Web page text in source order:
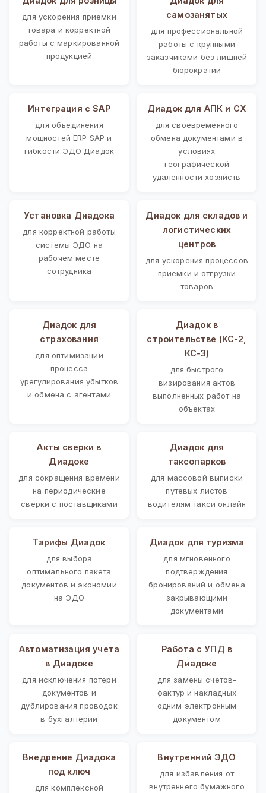
для ускорения приемки
товара и корректной
работы с маркированной
продукцией
самозанятых
для профессиональной
работы с крупными
заказчиками без лишней
бюрократии
Интеграция с SAP
для объединения
мощностей ERP SAP и
гибкости ЭДО Диадок
Диадок для АПК и СХ
для своевременного
обмена документами в
условиях
географической
удаленности хозяйств
Установка Диадока
для корректной работы
системы ЭДО на
рабочем месте
сотрудника
Диадок для складов и
логистических
центров
для ускорения процессов
приемки и отгрузки
товаров
Диадок для
страхования
для оптимизации
процесса
урегулирования убытков
и обмена с агентами
Диадок в
строительстве (КС-2,
КС-3)
для быстрого
визирования актов
выполненных работ на
объектах
Акты сверки в
Диадоке
для сокращения времени
на периодические
сверки с поставщиками
Диадок для
таксопарков
для массовой выписки
путевых листов
водителям такси онлайн
Тарифы Диадок
для выбора
оптимального пакета
документов и экономии
на ЭДО
Диадок для туризма
для мгновенного
подтверждения
бронирований и обмена
закрывающими
документами
Автоматизация учета
в Диадоке
для исключения потери
документов и
дублирования проводок
в бухгалтерии
Работа с УПД в
Диадоке
для замены счетов-
фактур и накладных
одним электронным
документом
Внедрение Диадока
под ключ
для комплексной
Внутренний ЭДО
для избавления от
внутреннего бумажного